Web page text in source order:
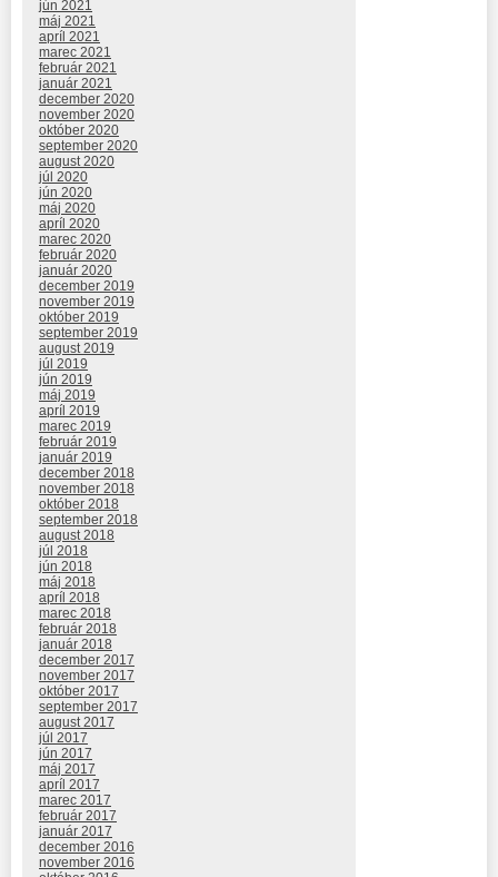
jún 2021
máj 2021
apríl 2021
marec 2021
február 2021
január 2021
december 2020
november 2020
október 2020
september 2020
august 2020
júl 2020
jún 2020
máj 2020
apríl 2020
marec 2020
február 2020
január 2020
december 2019
november 2019
október 2019
september 2019
august 2019
júl 2019
jún 2019
máj 2019
apríl 2019
marec 2019
február 2019
január 2019
december 2018
november 2018
október 2018
september 2018
august 2018
júl 2018
jún 2018
máj 2018
apríl 2018
marec 2018
február 2018
január 2018
december 2017
november 2017
október 2017
september 2017
august 2017
júl 2017
jún 2017
máj 2017
apríl 2017
marec 2017
február 2017
január 2017
december 2016
november 2016